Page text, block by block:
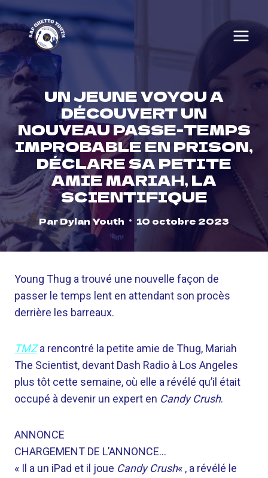
Skip
to
content
UN JEUNE VOYOU A
DÉCOUVERT UN
NOUVEAU PASSE-TEMPS
IMPROBABLE EN PRISON,
DÉCLARE SA PETITE
AMIE MARIAH, LA
SCIENTIFIQUE
ParDylan Youth 10 octobre 2023
Young Thug a trouvé une nouvelle façon de
passer le temps lent en attendant son procès
derrière les barreaux.
TMZa rencontré la petite amie de Thug, Mariah
The Scientist, devant Dash Radio à Los Angeles
plus tôt cette semaine, où elle a révélé qu’il était
occupé à devenir un expert en Candy Crush.
ANNONCE
CHARGEMENT DE L’ANNONCE…
« Il a un iPad et il joue Candy Crush« , a révélé le